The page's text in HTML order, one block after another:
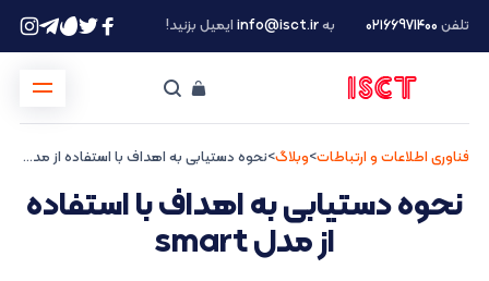
تلفن ۰۲۱66971400 بهinfo@isct.irایمیل بزنید!
فناوری اطلاعات و ارتباطات>وبلاگ> نحوه دستیابی به اهداف با استفاده از مدل smart
نحوه دستیابی به اهداف با استفاده
از مدل smart